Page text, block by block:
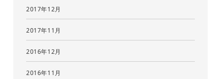
2017年12月
2017年11月
2016年12月
2016年11月